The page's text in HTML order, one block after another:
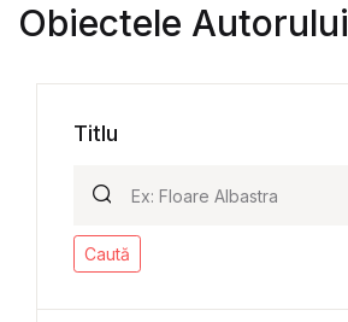
Obiectele Autorului
Titlu
Caută